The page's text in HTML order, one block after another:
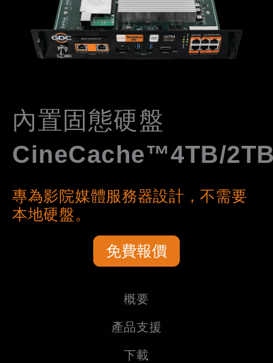
內置固態硬盤
CineCache™4TB/
專為影院媒體服務器設計，不需要
本地硬盤。
免費報價
概要
產品支援
下載